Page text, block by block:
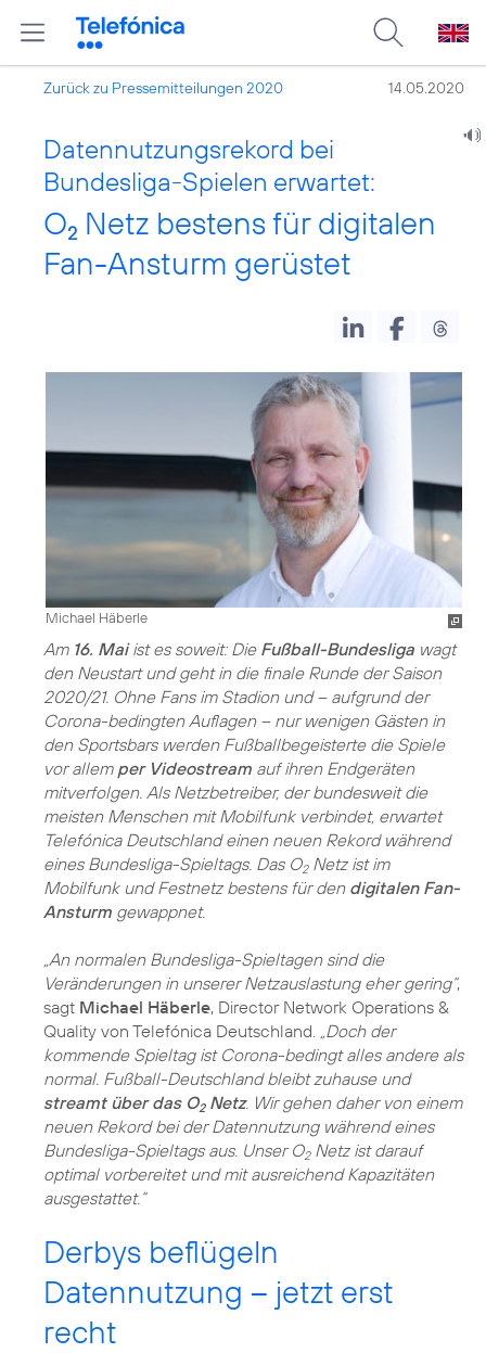
Zurück zu Pressemitteilungen 2020 14.05.2020
Datennutzungsrekord bei
Bundesliga-Spielen erwartet:
O2 Netz bestens für digitalen
Fan-Ansturm gerüstet
Michael Häberle
Am 16. Maiist es soweit: Die Fußball-Bundesliga wagt
den Neustart und geht in die finale Runde der Saison
2020/21. Ohne Fans im Stadion und – aufgrund der
Corona-bedingten Auflagen – nur wenigen Gästen in
den Sportsbars werden Fußballbegeisterte die Spiele
vor allem per Videostream auf ihren Endgeräten
mitverfolgen. Als Netzbetreiber, der bundesweit die
meisten Menschen mit Mobilfunk verbindet, erwartet
Telefónica Deutschland einen neuen Rekord während
eines Bundesliga-Spieltags. Das O2Netz ist im
Mobilfunk und Festnetz bestens für den digitalen Fan-
Ansturm gewappnet.
„An normalen Bundesliga-Spieltagen sind die
Veränderungen in unserer Netzauslastung eher gering“,
sagt Michael Häberle, Director Network Operations &
Quality von Telefónica Deutschland.
„Doch der
kommende Spieltag ist Corona-bedingt alles andere als
normal. Fußball-Deutschland bleibt zuhause und
streamt über das O2Netz. Wir gehen daher von einem
neuen Rekord bei der Datennutzung während eines
Bundesliga-Spieltags aus. Unser O2Netz ist darauf
optimal vorbereitet und mit ausreichend Kapazitäten
ausgestattet.“
Derbys beflügeln
Datennutzung – jetzt erst
recht